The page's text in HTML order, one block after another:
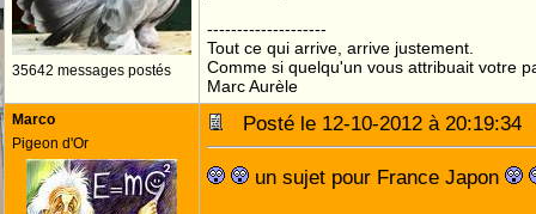
35642 messages postés
--------------------
Tout ce qui arrive, arrive justement.
Comme si quelqu'un vous attribuait votre
Marc Aurèle
Marco
Pigeon d'Or
Posté le 12-10-2012 à
un sujet pour France Japon